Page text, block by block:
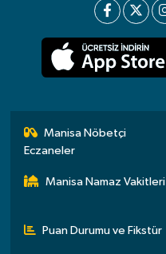
Manisa Nöbetçi
Eczaneler
Manisa Namaz Vakitleri
Puan Durumu ve Fikstür